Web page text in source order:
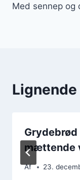
Med sennep og
mættende
Af 23.